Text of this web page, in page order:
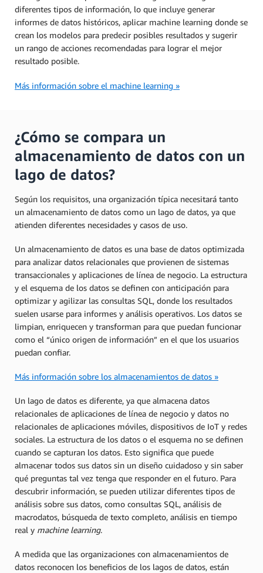
diferentes tipos de información, lo que incluye generar
informes de datos históricos, aplicar machine learning donde se
crean los modelos para predecir posibles resultados y sugerir
un rango de acciones recomendadas para lograr el mejor
resultado posible.
Más información sobre el machine learning »
¿Cómo se compara un
almacenamiento de datos con un
lago de datos?
Según los requisitos, una organización típica necesitará tanto
un almacenamiento de datos como un lago de datos, ya que
atienden diferentes necesidades y casos de uso.
Un almacenamiento de datos es una base de datos optimizada
para analizar datos relacionales que provienen de sistemas
transaccionales y aplicaciones de línea de negocio. La estructura
y el esquema de los datos se definen con anticipación para
optimizar y agilizar las consultas SQL, donde los resultados
suelen usarse para informes y análisis operativos. Los datos se
limpian, enriquecen y transforman para que puedan funcionar
como el “único origen de información” en el que los usuarios
puedan confiar.
Más información sobre los almacenamientos de datos »
Un lago de datos es diferente, ya que almacena datos
relacionales de aplicaciones de línea de negocio y datos no
relacionales de aplicaciones móviles, dispositivos de IoT y redes
sociales. La estructura de los datos o el esquema no se definen
cuando se capturan los datos. Esto significa que puede
almacenar todos sus datos sin un diseño cuidadoso y sin saber
qué preguntas tal vez tenga que responder en el futuro. Para
descubrir información, se pueden utilizar diferentes tipos de
análisis sobre sus datos, como consultas SQL, análisis de
macrodatos, búsqueda de texto completo, análisis en tiempo
real y machine learning.
A medida que las organizaciones con almacenamientos de
datos reconocen los beneficios de los lagos de datos, están